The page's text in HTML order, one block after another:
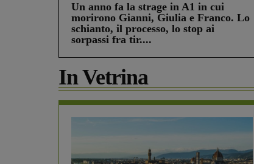
Un anno fa la strage in A1 in cui
morirono Gianni, Giulia e Franco. Lo
schianto, il processo, lo stop ai
sorpassi fra tir....
In Vetrina